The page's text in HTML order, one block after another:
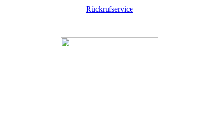
Rückrufservice